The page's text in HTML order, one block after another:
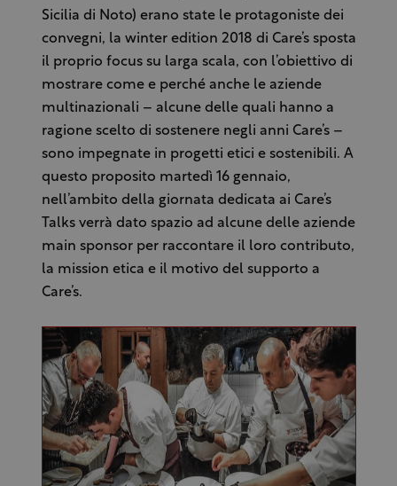
Sicilia di Noto) erano state le protagoniste dei
convegni, la winter edition 2018 di Care’s sposta
il proprio focus su larga scala, con l’obiettivo di
mostrare come e perché anche le aziende
multinazionali – alcune delle quali hanno a
ragione scelto di sostenere negli anni Care’s –
sono impegnate in progetti etici e sostenibili. A
questo proposito martedì 16 gennaio,
nell’ambito della giornata dedicata ai Care’s
Talks verrà dato spazio ad alcune delle aziende
main sponsor per raccontare il loro contributo,
la mission etica e il motivo del supporto a
Care’s.